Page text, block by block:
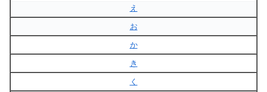
え
お
か
き
く